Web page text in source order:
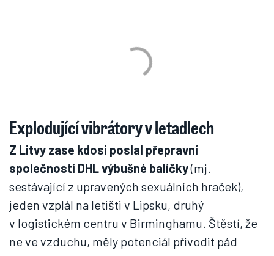
Explodující vibrátory v letadlech
Z Litvy zase kdosi poslal přepravní
společností DHL výbušné balíčky(mj.
sestávající z upravených sexuálních hraček),
jeden vzplál na letišti v Lipsku, druhý
v logistickém centru v Birminghamu. Štěstí, že
ne ve vzduchu, měly potenciál přivodit pád